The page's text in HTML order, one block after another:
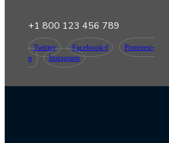
+1 800 123 456 789
Twitter Facebook-f
Pinterest-
p
Instagram